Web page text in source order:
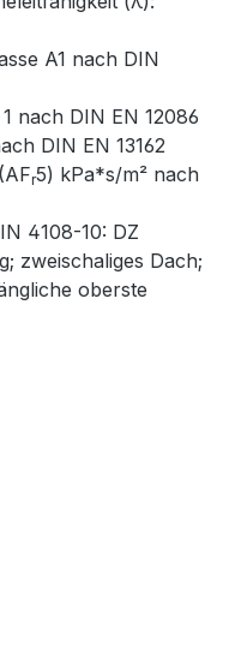
A1 nach DIN
nach DIN EN 12086
DIN EN 13162
r5) kPa*s/m² nach
4108-10: DZ
zweischaliges Dach;
oberste